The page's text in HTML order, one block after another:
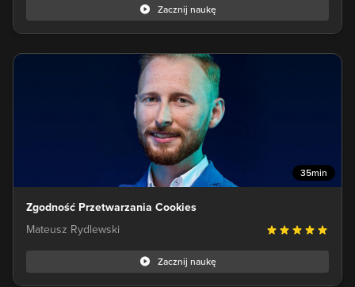
Zacznij naukę
35min
Zgodność Przetwarzania Cookies
Mateusz Rydlewski
Zacznij naukę